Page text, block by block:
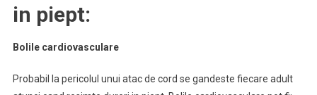
in piept:
Bolile cardiovasculare
Probabil la pericolul unui atac de cord se gandeste fiecare adult